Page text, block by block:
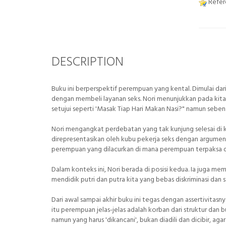
DESCRIPTION
Buku ini berperspektif perempuan yang kental. Dimulai
dengan membeli layanan seks. Nori menunjukkan pada
setujui seperti 'Masak Tiap Hari Makan Nasi?" namun
Nori mengangkat perdebatan yang tak kunjung selesai
direpresentasikan oleh kubu pekerja seks dengan
perempuan yang dilacurkan di mana perempuan
Dalam konteks ini, Nori berada di posisi kedua. Ia juga
mendidik putri dan putra kita yang bebas diskriminasi
Dari awal sampai akhir buku ini tegas dengan
itu perempuan jelas-jelas adalah korban dari struktur dan
namun yang harus 'dikancani', bukan diadili dan dicibir,